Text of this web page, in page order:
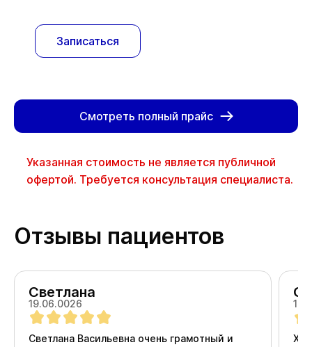
Записаться
Смотреть полный прайс
Указанная стоимость не является публичной
офертой. Требуется консультация специалиста.
Отзывы пациентов
Светлана
19.06.0026
Светлана Васильевна очень грамотный и